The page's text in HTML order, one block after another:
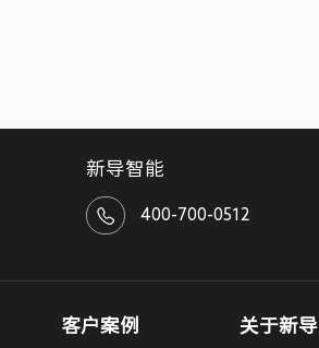
新导智能
400-700-0512
客户案例 关于新导